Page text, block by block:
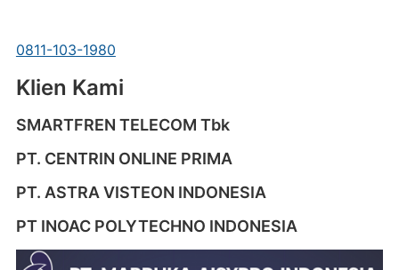
0811-103-1980
Klien Kami
SMARTFREN TELECOM Tbk
PT. CENTRIN ONLINE PRIMA
PT. ASTRA VISTEON INDONESIA
PT INOAC POLYTECHNO INDONESIA